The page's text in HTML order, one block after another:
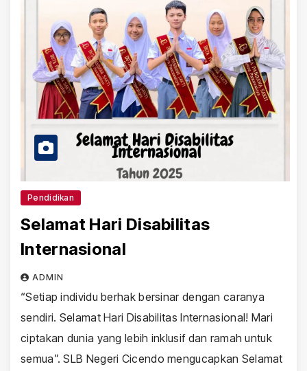
Pendidikan
Selamat Hari Disabilitas
Internasional
ADMIN
“Setiap individu berhak bersinar dengan caranya
sendiri. Selamat Hari Disabilitas Internasional! Mari
ciptakan dunia yang lebih inklusif dan ramah untuk
semua”. SLB Negeri Cicendo mengucapkan Selamat